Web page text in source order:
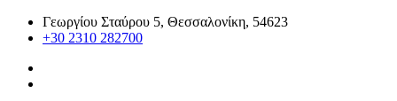
Γεωργίου Σταύρου 5, Θεσσαλονίκη, 54623
+30 2310 282700